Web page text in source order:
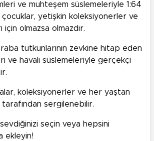
ve muhteşem süslemeleriyle 1:64
yetişkin koleksiyonerler ve
olmazsa olmazdır.
tutkunlarının zevkine hitap eden
ve havalı süslemeleriyle gerçekçi
koleksiyonerler ve her yaştan
tarafından sergilenebilir.
seçin veya hepsini
ekleyin!